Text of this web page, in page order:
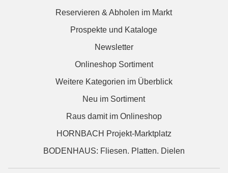
Reservieren & Abholen im Markt
Prospekte und Kataloge
Newsletter
Onlineshop Sortiment
Weitere Kategorien im Überblick
Neu im Sortiment
Raus damit im Onlineshop
HORNBACH Projekt-Marktplatz
BODENHAUS: Fliesen. Platten. Dielen